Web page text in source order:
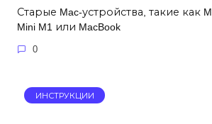
Старые Mac-устройства, такие как
Mini M1 или MacBook
0
ИНСТРУКЦИИ